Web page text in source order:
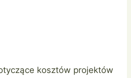
kosztów projektów